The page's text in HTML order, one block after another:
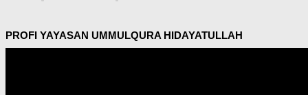
PROFI YAYASAN UMMULQURA HIDAYATULLAH